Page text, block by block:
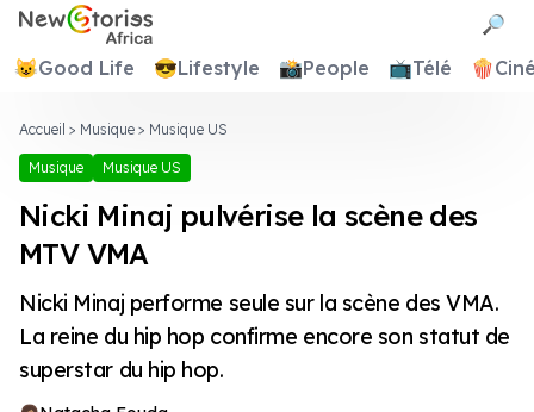
Newstories Africa
🔎
😺Good Life 😎Lifestyle 📸People 📺Télé 🍿
Accueil > Musique > Musique US
Musique Musique US
Nicki Minaj pulvérise la scène des
MTV VMA
Nicki Minaj performe seule sur la scène des VMA.
La reine du hip hop confirme encore son statut de
superstar du hip hop.